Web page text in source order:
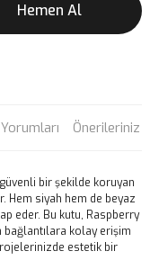
Hemen Al
Önerileriniz
bir şekilde koruyan
Hem siyah hem de beyaz
eder. Bu kutu, Raspberry
bağlantılara kolay erişim
estetik bir